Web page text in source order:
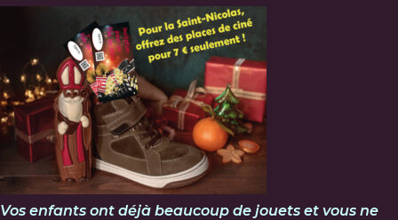
Vos enfants ont déjà beaucoup de jouets et vous ne